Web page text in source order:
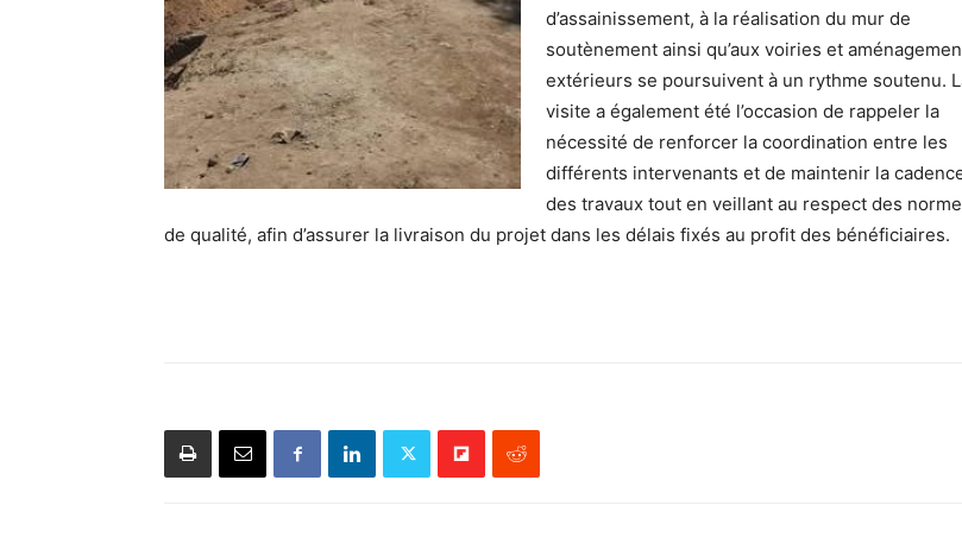
d’assainissement, à la réalisation du mur de
soutènement ainsi qu’aux voiries et
extérieurs se poursuivent à un rythme soutenu.
visite a également été l’occasion de rappeler la
nécessité de renforcer la coordination entre les
différents intervenants et de maintenir la
des travaux tout en veillant au respect des
de qualité, afin d’assurer la livraison du projet dans les délais fixés au profit des bénéficiaires.